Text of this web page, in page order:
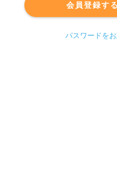
会員登録する
パスワードを